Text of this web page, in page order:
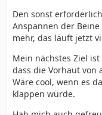
Den sonst
Anspannen der
mehr, das läuft jetzt
Mein nächstes Ziel ist
dass die Vorhaut von
Wäre cool, wenn es
klappen würde.